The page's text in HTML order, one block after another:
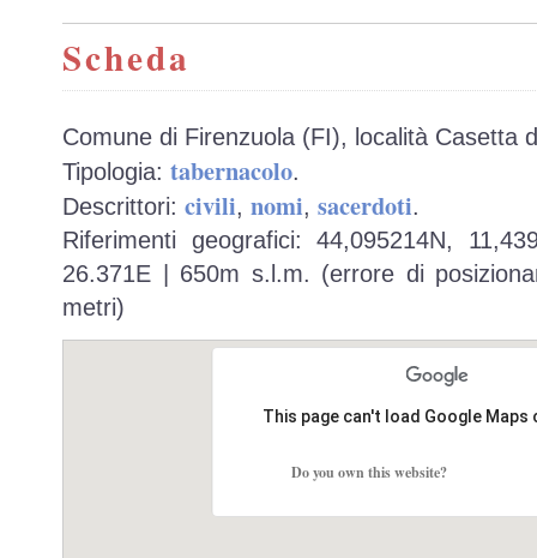
Scheda
Comune di Firenzuola (FI), località Casetta
Tipologia: tabernacolo.
Descrittori: civili, nomi, sacerdoti.
Riferimenti geografici: 44,095214N,
26.371E | 650m s.l.m. (errore di
metri)
This page can't load Google
Do you own this website?